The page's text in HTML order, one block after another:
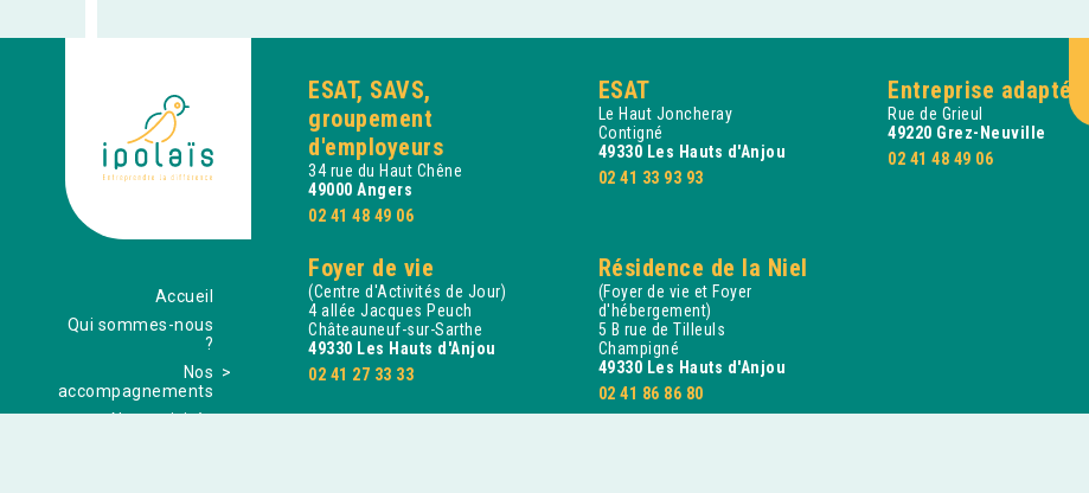
Accueil
Qui sommes-nous
?
Nos
accompagnements
Nos activités
ESAT, SAVS,
groupement
d'employeurs
34 rue du Haut Chêne
49000 Angers
02 41 48 49 06
ESAT
Le Haut Joncheray
Contigné
49330 Les Hauts d'Anjou
02 41 33 93 93
Foyer de vie
(Centre d'Activités de Jour)
4 allée Jacques Peuch
Châteauneuf-sur-Sarthe
49330 Les Hauts d'Anjou
02 41 27 33 33
Résidence de la Niel
(Foyer de vie et Foyer
d'hébergement)
5 B rue de Tilleuls
Champigné
49330 Les Hauts d'Anjou
02 41 86 86 80
Entreprise adaptée
Rue de Grieul
49220 Grez-Neuville
02 41 48 49 06